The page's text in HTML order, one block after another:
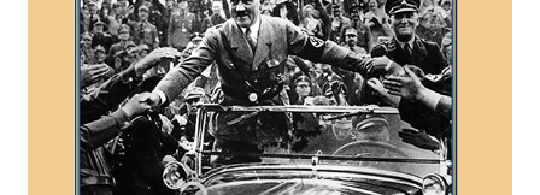
Login Customizer
Newsletter
Nous Contacter
Panier